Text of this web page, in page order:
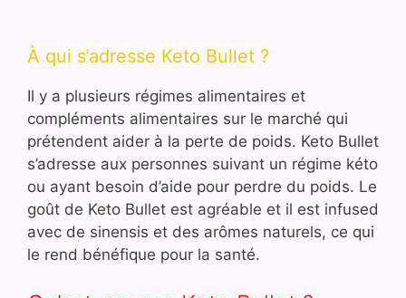
À qui s’adresse Keto Bullet ?
Il y a plusieurs régimes alimentaires et
compléments alimentaires sur le marché qui
prétendent aider à la perte de poids. Keto Bullet
s’adresse aux personnes suivant un régime kéto
ou ayant besoin d’aide pour perdre du poids. Le
goût de Keto Bullet est agréable et il est infused
avec de sinensis et des arômes naturels, ce qui
le rend bénéfique pour la santé.